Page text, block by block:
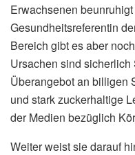
Erwachsenen
Gesundheitsreferentin
Bereich gibt es aber
Ursachen sind
Überangebot an billigen
und stark zuckerhaltige
der Medien bezüglich
Weiter weist sie darauf